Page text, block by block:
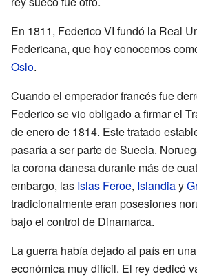
En 1811, Federico VI fundó la Real
Federicana, que hoy conocemos
Oslo.
Cuando el emperador francés fue
Federico se vio obligado a firmar el
de enero de 1814. Este tratado
pasaría a ser parte de Suecia.
la corona danesa durante más de
embargo, las Islas Feroe, Islandiay
tradicionalmente eran posesiones
bajo el control de Dinamarca.
La guerra había dejado al país en
económica muy difícil. El rey dedicó